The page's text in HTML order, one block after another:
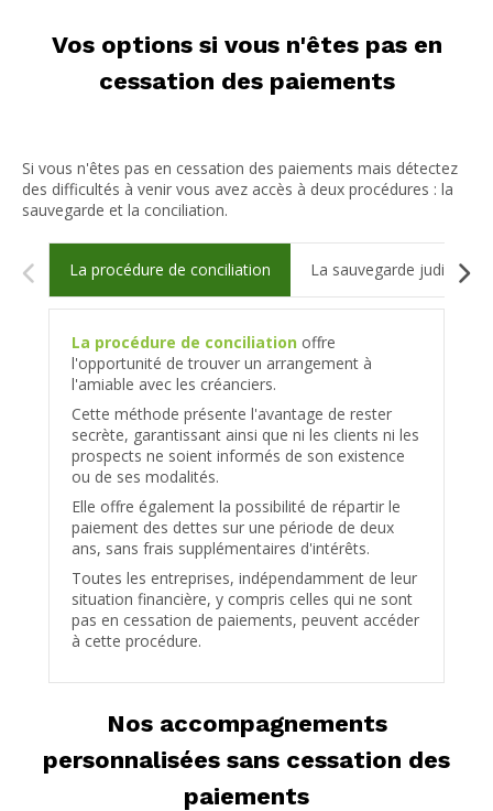
Vos options si vous n'êtes pas en
cessation des paiements
Si vous n'êtes pas en cessation des paiements mais détectez
des difficultés à venir vous avez accès à deux procédures : la
sauvegarde et la conciliation.
La procédure de conciliation La sauvegarde judiciaire
La procédure de conciliation offre
l'opportunité de trouver un arrangement à
l'amiable avec les créanciers.
Cette méthode présente l'avantage de rester
secrète, garantissant ainsi que ni les clients ni les
prospects ne soient informés de son existence
ou de ses modalités.
Elle offre également la possibilité de répartir le
paiement des dettes sur une période de deux
ans, sans frais supplémentaires d'intérêts.
Toutes les entreprises, indépendamment de leur
situation financière, y compris celles qui ne sont
pas en cessation de paiements, peuvent accéder
à cette procédure.
Nos accompagnements
personnalisées sans cessation des
paiements